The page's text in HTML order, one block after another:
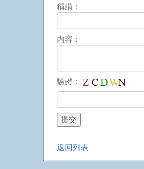
稱謂：
内容：
驗證：
返回列表